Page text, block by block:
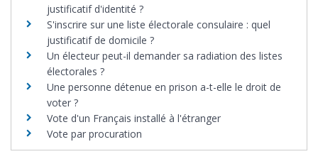
justificatif d'identité ?
S'inscrire sur une liste électorale consulaire : quel
justificatif de domicile ?
Un électeur peut-il demander sa radiation des listes
électorales ?
Une personne détenue en prison a-t-elle le droit de
voter ?
Vote d'un Français installé à l'étranger
Vote par procuration